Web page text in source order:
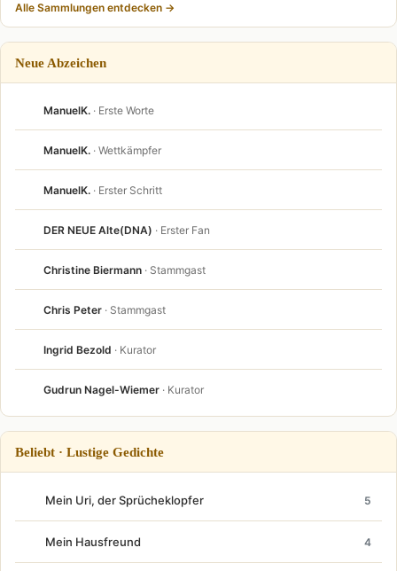
Alle Sammlungen entdecken →
Neue Abzeichen
ManuelK. · Erste Worte
ManuelK. · Wettkämpfer
ManuelK. · Erster Schritt
DER NEUE Alte(DNA) · Erster Fan
Christine Biermann · Stammgast
Chris Peter · Stammgast
Ingrid Bezold · Kurator
Gudrun Nagel-Wiemer · Kurator
Beliebt · Lustige Gedichte
Mein Uri, der Sprücheklopfer 5
Mein Hausfreund 4